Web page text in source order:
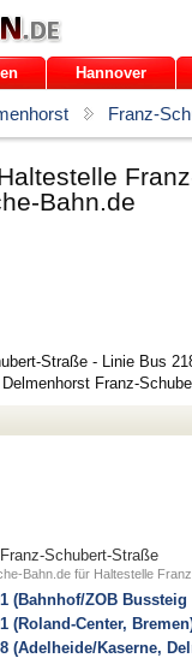
Hannover
Franz-
Bahn.de
Straße - Linie Bus
Franz-
Schubert-Straße
Bahn.de für Haltestelle
(Bahnhof/ZOB
(Roland-Center,
(Adelheide/Kaserne,